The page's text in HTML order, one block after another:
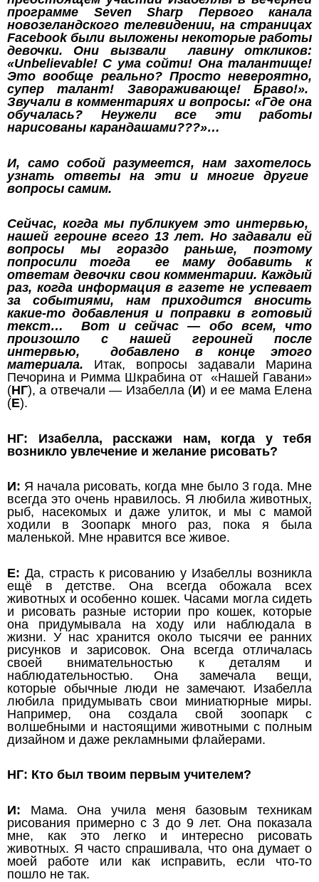
программе Seven Sharp Первого канала
новозеландского телевидении, на страницах
Facebook были выложены некоторые работы
девочки. Они вызвали лавину откликов:
«Unbelievable! С ума сойти! Она талантище!
Это вообще реально? Просто невероятно,
супер талант! Завораживающе! Браво!».
Звучали в комментариях и вопросы: «Где она
обучалась? Неужели все эти работы
нарисованы карандашами???»…
И, само собой разумеется, нам захотелось
узнать ответы на эти и многие другие
вопросы самим.
Сейчас, когда мы публикуем это интервью,
нашей героине всего 13 лет. Но задавали ей
вопросы мы гораздо раньше, поэтому
попросили тогда ее маму добавить к
ответам девочки свои комментарии. Каждый
раз, когда информация в газете не успевает
за событиями, нам приходится вносить
какие-то добавления и поправки в готовый
текст… Вот и сейчас — обо всем, что
произошло с нашей героиней после
интервью, добавлено в конце этого
материала. Итак, вопросы задавали
Марина
Печорина и Римма Шкрабина от «Нашей Гавани»
(НГ), а отвечали — Изабелла (И) и ее мама Елена
(Е).
НГ: Изабелла, расскажи нам, когда у тебя
возникло увлечение и желание рисовать?
И: Я начала рисовать, когда мне было 3 года. Мне
всегда это очень нравилось. Я любила животных,
рыб, насекомых и даже улиток, и мы с мамой
ходили в Зоопарк много раз, пока я была
маленькой. Мне нравится все живое.
Е: Да, страсть к рисованию у Изабеллы возникла
ещё в детстве. Она всегда обожала всех
животных и особенно кошек. Часами могла сидеть
и рисовать разные истории про кошек, которые
она придумывала на ходу или наблюдала в
жизни. У нас хранится около тысячи ее ранних
рисунков и зарисовок. Она всегда отличалась
своей внимательностью к деталям и
наблюдательностью. Она замечала вещи,
которые обычные люди не замечают. Изабелла
любила придумывать свои миниатюрные миры.
Например, она создала свой зоопарк с
волшебными и настоящими животными с полным
дизайном и даже рекламными флайерами.
НГ: Кто был твоим первым учителем?
И: Мама. Она учила меня базовым техникам
рисования примерно с 3 до 9 лет. Она показала
мне, как это легко и интересно рисовать
животных. Я часто спрашивала, что она думает о
моей работе или как исправить, если что-то
пошло не так.